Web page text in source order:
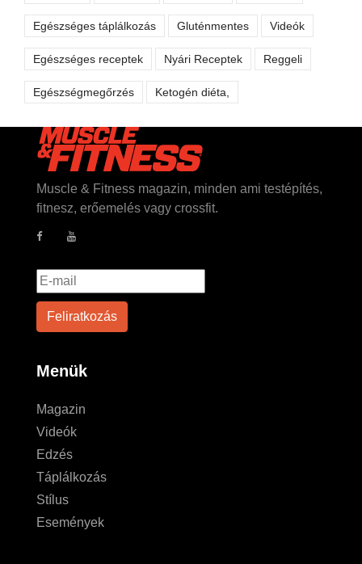
Egészséges táplálkozás Gluténmentes Videók
Egészséges receptek Nyári Receptek Reggeli
Egészségmegőrzés Ketogén diéta,
Muscle & Fitness magazin, minden ami testépítés,
fitnesz, erőemelés vagy crossfit.
Menük
Magazin
Videók
Edzés
Táplálkozás
Stílus
Események